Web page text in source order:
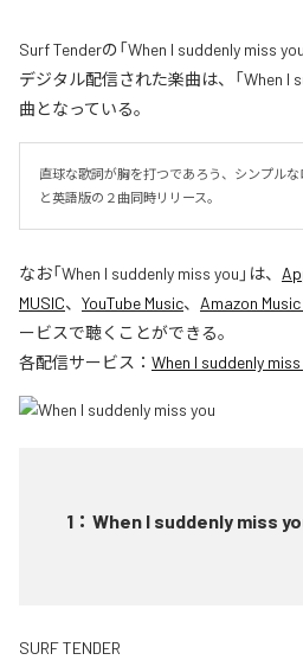
Surf Tenderの「When I suddenly miss
デジタル配信された楽曲は、「When I
曲となっている。
直球な歌詞が胸を打つであろう、シンプル
と英語版の２曲同時リリース。
なお「When I suddenly miss you 」は、
MUSIC、 YouTube Music、 Amazon
ービスで聴くことができる。
各配信サービス： When I suddenly miss
1 ： When I suddenly miss
SURF TENDER